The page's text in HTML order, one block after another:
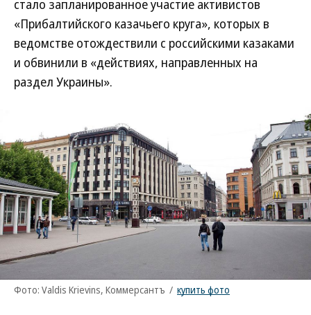
стало запланированное участие активистов
«Прибалтийского казачьего круга», которых в
ведомстве отождествили с российскими казаками
и обвинили в «действиях, направленных на
раздел Украины».
Фото: Valdis Krievins, Коммерсантъ / купить фото